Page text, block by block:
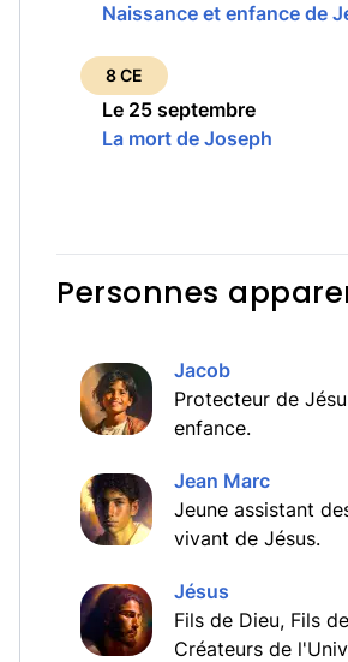
Naissance et enfance de
8 CE
Le 25 septembre
La mort de Joseph
Personnes
Jacob
Protecteur de
enfance.
Jean Marc
Jeune assistant
vivant de Jésus.
Jésus
Fils de Dieu, Fils
Créateurs de